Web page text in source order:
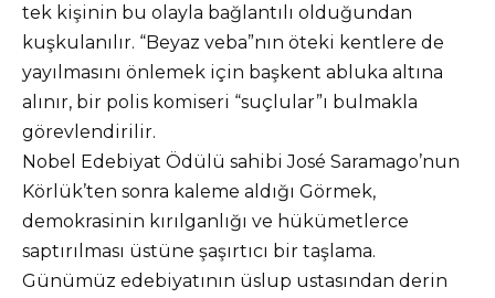
tek kişinin bu olayla bağlantılı olduğundan
kuşkulanılır. “Beyaz veba”nın öteki kentlere de
yayılmasını önlemek için başkent abluka altına
alınır, bir polis komiseri “suçlular”ı bulmakla
görevlendirilir.
Nobel Edebiyat Ödülü sahibi José Saramago’nun
Körlük’ten sonra kaleme aldığı Görmek,
demokrasinin kırılganlığı ve hükümetlerce
saptırılması üstüne şaşırtıcı bir taşlama.
Günümüz edebiyatının üslup ustasından derin